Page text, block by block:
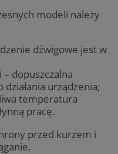
modeli należy
dźwigowe jest w
dopuszczalna
urządzenia;
temperatura
pracę.
przed kurzem i